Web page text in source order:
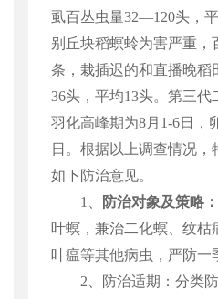
虱百丛虫量32—120头，
别丘块稻螟蛉为害严重，
条，栽插迟的和直播晚稻
36头，平均13头。第三代
羽化高峰期为8月 1-6日，
日。根据以上调查情况，
如下防治意见。
1
防治对象及策略：
叶螟，兼治二化螟、纹枯
叶瘟等其他病虫，严防一
2 、防治适期：分类